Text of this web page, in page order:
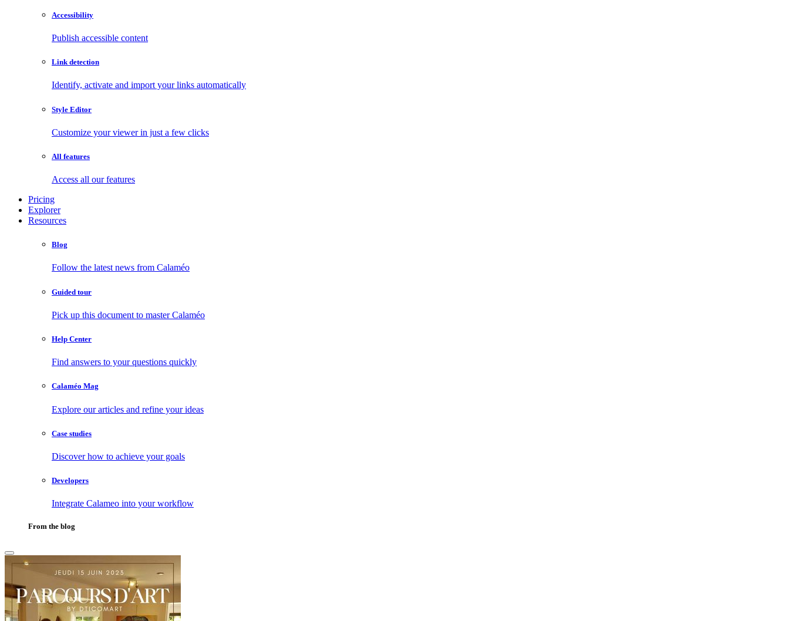
Accessibility
Publish accessible content
Link detection
Identify, activate and import your links automatically
Style Editor
Customize your viewer in just a few clicks
All features
Access all our features
Pricing
Explorer
Resources
Blog
Follow the latest news from Calaméo
Guided tour
Pick up this document to master Calaméo
Help Center
Find answers to your questions quickly
Calaméo Mag
Explore our articles and refine your ideas
Case studies
Discover how to achieve your goals
Developers
Integrate Calameo into your workflow
From the blog